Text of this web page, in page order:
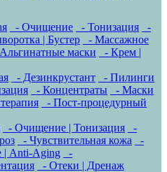
- Очищение - Тонизация
-
| Бустер
- Массажное
маски
- Крем |
- Дезинкрустант
- Пилинги
- Концентраты
- Маски
- Пост-процедурный
- Очищение | Тонизация
-
- Чувствительная кожа
-
| Anti-Aging
-
- Отеки | Дренаж